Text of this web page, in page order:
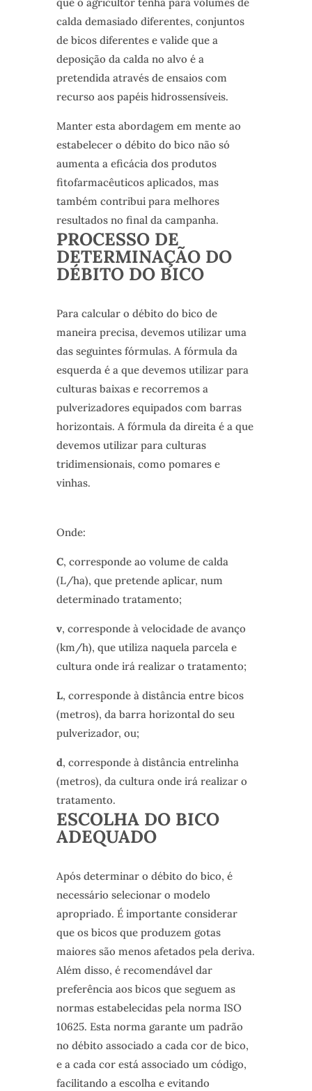
calda demasiado diferentes, conjuntos
de bicos diferentes e valide que a
deposição da calda no alvo é a
pretendida através de ensaios com
recurso aos papéis hidrossensíveis.
Manter esta abordagem em mente ao
estabelecer o débito do bico não só
aumenta a eficácia dos produtos
fitofarmacêuticos aplicados, mas
também contribui para melhores
resultados no final da campanha.
PROCESSO DE
DETERMINAÇÃO DO
DÉBITO DO BICO
Para calcular o débito do bico de
maneira precisa, devemos utilizar uma
das seguintes fórmulas. A fórmula da
esquerda é a que devemos utilizar para
culturas baixas e recorremos a
pulverizadores equipados com barras
horizontais. A fórmula da direita é a que
devemos utilizar para culturas
tridimensionais, como pomares e
vinhas.
Onde:
C, corresponde ao volume de calda
(L/ha), que pretende aplicar, num
determinado tratamento;
v, corresponde à velocidade de avanço
(km/h), que utiliza naquela parcela e
cultura onde irá realizar o tratamento;
L, corresponde à distância entre bicos
(metros), da barra horizontal do seu
pulverizador, ou;
d, corresponde à distância entrelinha
(metros), da cultura onde irá realizar o
tratamento.
ESCOLHA DO BICO
ADEQUADO
Após determinar o débito do bico, é
necessário selecionar o modelo
apropriado. É importante considerar
que os bicos que produzem gotas
maiores são menos afetados pela deriva.
Além disso, é recomendável dar
preferência aos bicos que seguem as
normas estabelecidas pela norma ISO
10625. Esta norma garante um padrão
no débito associado a cada cor de bico,
e a cada cor está associado um código,
facilitando a escolha e evitando